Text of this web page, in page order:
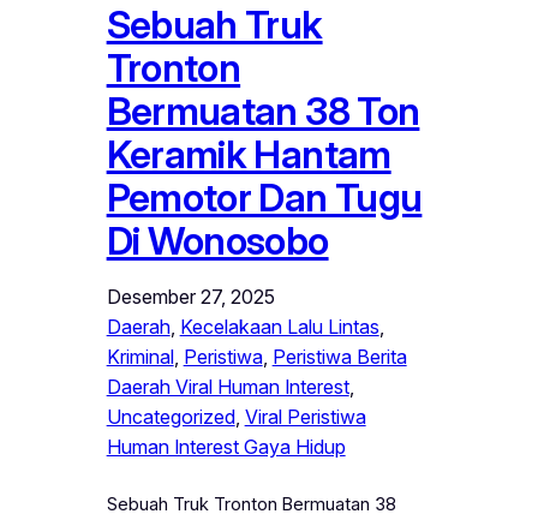
Sebuah Truk
Tronton
Bermuatan 38 Ton
Keramik Hantam
Pemotor Dan Tugu
Di Wonosobo
Desember 27, 2025
Daerah, Kecelakaan Lalu Lintas
Kriminal, Peristiwa, Peristiwa Berita
Daerah Viral Human Interest
Uncategorized, Viral Peristiwa
Human Interest Gaya Hidup
Sebuah Truk Tronton Bermuatan 38